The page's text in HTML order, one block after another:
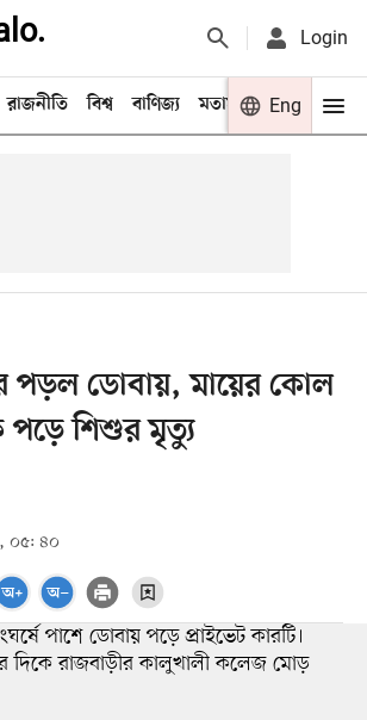
Login
রাজনীতি বিশ্ব বাণিজ্য মতামত খেলা
Eng
পড়ল ডোবায়, মায়ের কোল
পড়ে শিশুর মৃত্যু
০৫: ৪০